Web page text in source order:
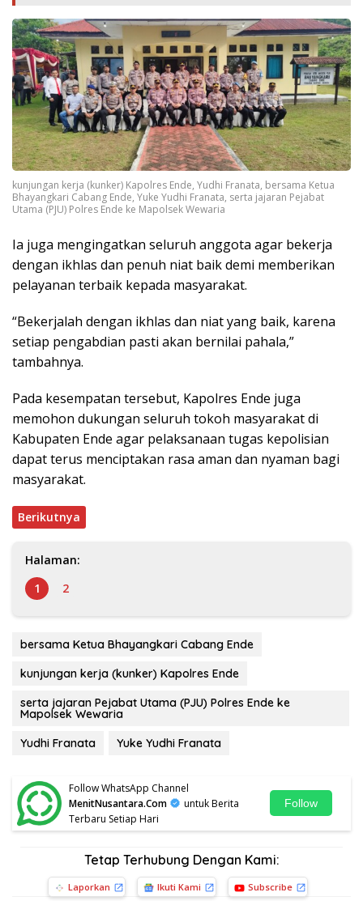
kunjungan kerja (kunker) Kapolres Ende, Yudhi Franata, bersama Ketua
Bhayangkari Cabang Ende, Yuke Yudhi Franata, serta jajaran Pejabat
Utama (PJU) Polres Ende ke Mapolsek Wewaria
Ia juga mengingatkan seluruh anggota agar bekerja
dengan ikhlas dan penuh niat baik demi memberikan
pelayanan terbaik kepada masyarakat.
“Bekerjalah dengan ikhlas dan niat yang baik, karena
setiap pengabdian pasti akan bernilai pahala,”
tambahnya.
Pada kesempatan tersebut, Kapolres Ende juga
memohon dukungan seluruh tokoh masyarakat di
Kabupaten Ende agar pelaksanaan tugas kepolisian
dapat terus menciptakan rasa aman dan nyaman bagi
masyarakat.
Berikutnya
Halaman:
1
2
bersama Ketua Bhayangkari Cabang Ende
kunjungan kerja (kunker) Kapolres Ende
serta jajaran Pejabat Utama (PJU) Polres Ende ke
Mapolsek Wewaria
Yudhi Franata
Yuke Yudhi Franata
Follow WhatsApp Channel
MenitNusantara.Com
untuk Berita
Terbaru Setiap Hari
Follow
Tetap Terhubung Dengan Kami:
Laporkan Ikuti Kami Subscribe